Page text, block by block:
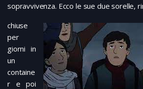
sopravvivenza. Ecco le sue due sorelle,
chiuse
per
giorni in
un
containe
r e poi